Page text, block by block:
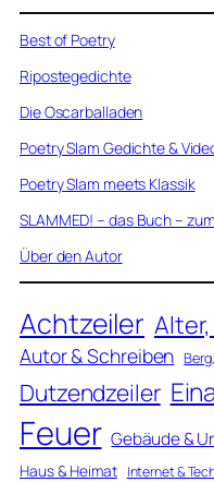
Best of Poetry
Ripostegedichte
Die Oscarballaden
Poetry Slam Gedichte &
Poetry Slam meets Klassik
SLAMMED! – das Buch –
Über den Autor
Achtzeiler
Autor & Schreiben
Dutzendzeiler
Feuer Gebäude &
Haus & Heimat Internet &